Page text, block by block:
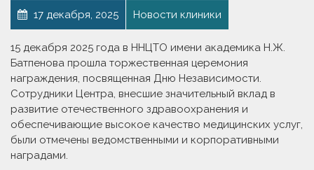
17 декабря, 2025 Новости клиники
15 декабря 2025 года в ННЦТО имени академика Н.Ж.
Батпенова прошла торжественная церемония
награждения, посвященная Дню Независимости.
Сотрудники Центра, внесшие значительный вклад в
развитие отечественного здравоохранения и
обеспечивающие высокое качество медицинских услуг,
были отмечены ведомственными и корпоративными
наградами.